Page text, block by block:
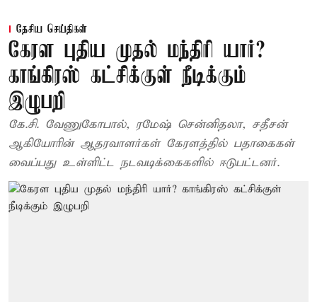
தேசிய செய்திகள்
கேரள புதிய முதல் மந்திரி யார்?
காங்கிரஸ் கட்சிக்குள் நீடிக்கும்
இழுபறி
கே.சி. வேணுகோபால், ரமேஷ் சென்னிதலா, சதீசன்
ஆகியோரின் ஆதரவாளர்கள் கேரளத்தில் பதாகைகள்
வைப்பது உள்ளிட்ட நடவடிக்கைகளில் ஈடுபட்டனர்.